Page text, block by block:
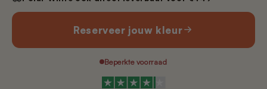
€14,99
Nano 3 - Tofu-filter (Rooster/Zeef)
Nano 2 – Pootjesveger (Wit)
Reserveer jouw kleur
Beperkte voorraad